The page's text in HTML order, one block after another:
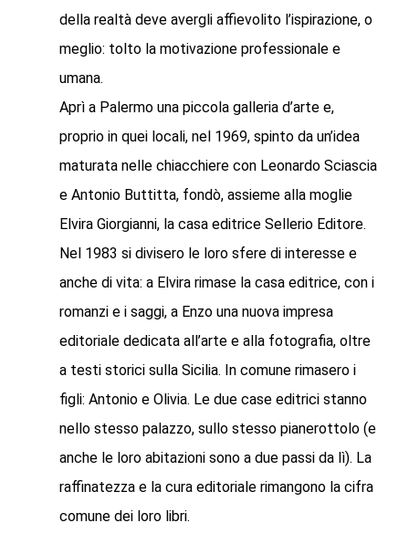
della realtà deve avergli affievolito l’ispirazione, o
meglio: tolto la motivazione professionale e
umana.
Aprì a Palermo una piccola galleria d’arte e,
proprio in quei locali, nel 1969, spinto da un’idea
maturata nelle chiacchiere con Leonardo Sciascia
e Antonio Buttitta, fondò, assieme alla moglie
Elvira Giorgianni, la casa editrice Sellerio Editore.
Nel 1983 si divisero le loro sfere di interesse e
anche di vita: a Elvira rimase la casa editrice, con i
romanzi e i saggi, a Enzo una nuova impresa
editoriale dedicata all’arte e alla fotografia, oltre
a testi storici sulla Sicilia. In comune rimasero i
figli: Antonio e Olivia. Le due case editrici stanno
nello stesso palazzo, sullo stesso pianerottolo (e
anche le loro abitazioni sono a due passi da lì). La
raffinatezza e la cura editoriale rimangono la cifra
comune dei loro libri.